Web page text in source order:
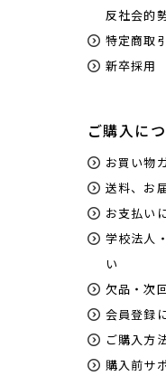
反社会的
特定商取
新卒採用
ご購入に
お買い物
送料、お
お支払い
学校法人
い
欠品・次
会員登録
ご購入方
購入前サ